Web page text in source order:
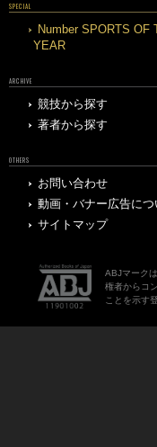
SPECIAL
Number SPORTS OF
YEAR
ARCHIVE
競技から探す
著者から探す
OTHERS
お問い合わせ
動画・バナー広告につ
サイトマップ
ABJマーク
権者からコ
ことを示す